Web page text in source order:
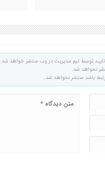
توسط تیم مدیریت در وب منتشر خواهد شد.
نخواهد شد.
باشد منتشر نخواهد شد.